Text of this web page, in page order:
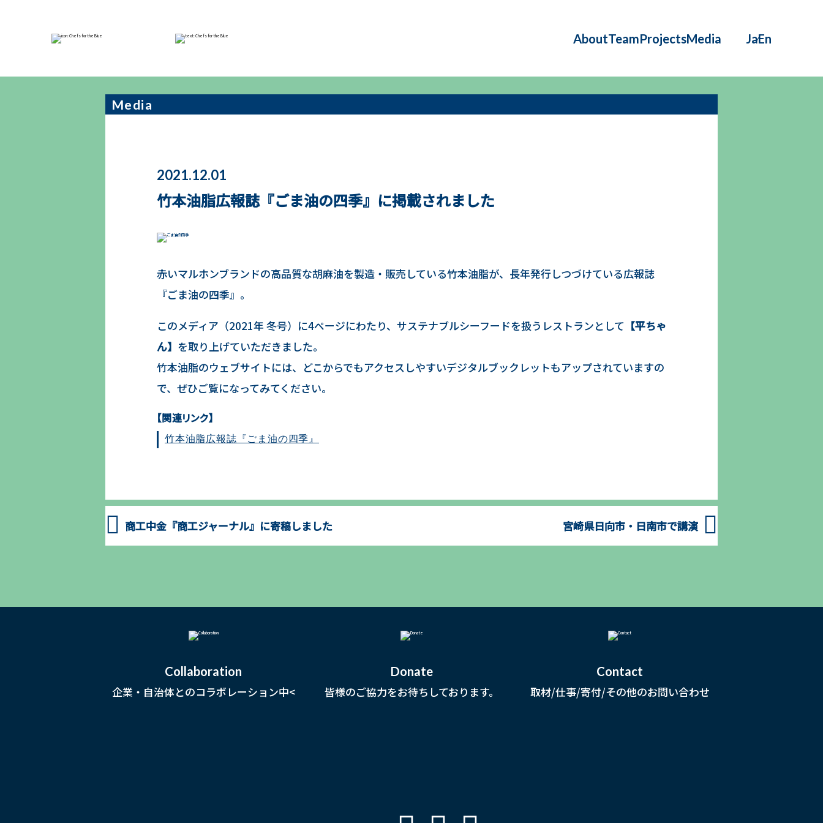
AboutTeamProjectsMedia En
Ja
Media
2021.12.01
竹本油脂広報誌『ごま油の四季』に掲載されました
赤いマルホンブランドの高品質な胡麻油を製造・販売している竹本油脂が、長年発行しつづけている広報誌
『ごま油の四季』。
このメディア（2021年 冬号）に4ページにわたり、サステナブルシーフードを扱うレストランとして 【平ちゃ
ん】 を取り上げていただきました。
竹本油脂のウェブサイトには、どこからでもアクセスしやすいデジタルブックレットもアップされていますの
で、ぜひご覧になってみてください。
竹本油脂広報誌『ごま油の四季』
商工中金『商工ジャーナル』に寄稿しました 宮崎県日向市・日南市で講演
Collaboration
企業・自治体とのコラボレーション中<
Donate
皆様のご協力をお待ちしております。
Contact
取材/仕事/寄付/その他のお問い合わせ